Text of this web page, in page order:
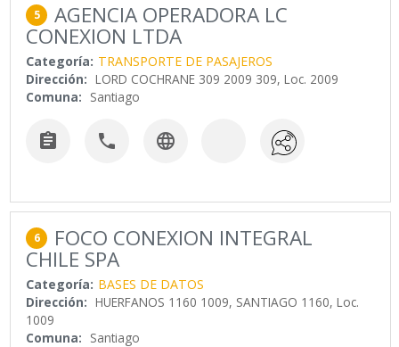
5 AGENCIA OPERADORA LC
CONEXION LTDA
Categoría: TRANSPORTE DE PASAJEROS
Dirección: LORD COCHRANE 309 2009 309, Loc. 2009
Comuna: Santiago
  
6 FOCO CONEXION INTEGRAL
CHILE SPA
Categoría: BASES DE DATOS
Dirección: HUERFANOS 1160 1009, SANTIAGO 1160, Loc.
1009
Comuna: Santiago